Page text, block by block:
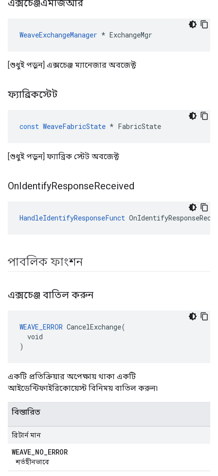
এক্সচেঞ্জএমজিআর
WeaveExchangeManager * ExchangeMgr
[শুধুই পড়ুন] এক্সচেঞ্জ ম্যানেজার অবজেক্ট
ফ্যাব্রিকস্টেট
const WeaveFabricState * FabricState
[শুধুই পড়ুন] ফ্যাব্রিক স্টেট অবজেক্ট
OnIdentifyResponseReceived
HandleIdentifyResponseFunct
পাবলিক ফাংশন
এক্সচেঞ্জ বাতিল করুন
WEAVE_ERROR CancelExchange(
  void
)
একটি প্রতিক্রিয়ার অপেক্ষায় থাকা একটি
আইডেন্টিফাইরিকোয়েস্ট বিনিময় বাতিল করুন৷
বিস্তারিত
রিটার্ন মান
WEAVE_NO_ERROR
শর্তহীনভাবে